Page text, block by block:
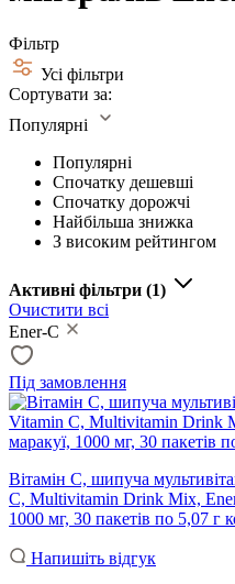
Фільтр
Усі фільтри
Сортувати за:
Популярні
Популярні
Спочатку дешевші
Спочатку дорожчі
Найбільша знижка
З високим рейтингом
Активні фільтри (1)
Очистити всі
Ener-C
Під замовлення
Вітамін С, шипуча
C, Multivitamin Drink Mix,
1000 мг, 30 пакетів по 5,07 г
Напишіть відгук